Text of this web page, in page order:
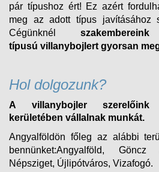
pár típushoz ért! Ez azért
meg az adott típus javításához
Cégünknél
típusú villanybojlert gyorsan
Hol dolgozunk?
A villanybojler szerelőink
kerületében vállalnak munkát.
Angyalföldön főleg az alábbi
bennünket:Angyalföld, Göncz
Népsziget, Újlipótváros, Vizafogó.